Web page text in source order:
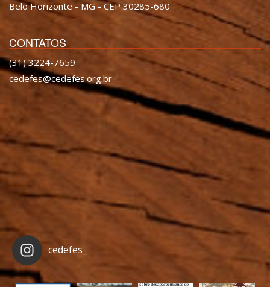
Belo Horizonte - MG - CEP 30285-680
CONTATOS
(31) 3224-7659
cedefes@cedefes.org.br
cedefes_